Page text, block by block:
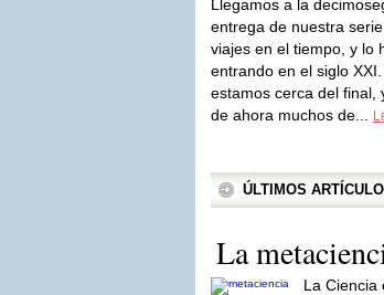
Llegamos a la
entrega de nuestra
viajes en el tiempo, y lo
entrando en el siglo XXI.
estamos cerca del final,
de ahora muchos de...
ÚLTIMOS
La
La Ciencia